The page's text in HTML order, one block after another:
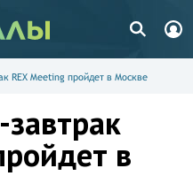
REX Meeting пройдет в Москве
в